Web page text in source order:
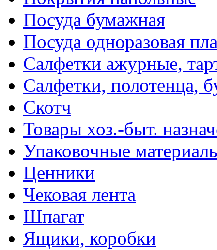
Посуда бумажная
Посуда одноразовая
Салфетки ажурные,
Салфетки, полотенца,
Скотч
Товары хоз.-быт.
Упаковочные
Ценники
Чековая лента
Шпагат
Ящики, коробки